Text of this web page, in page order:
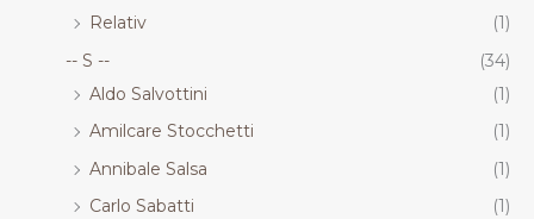
Relativ
(1)
-- S --
(34)
Aldo Salvottini
(1)
Amilcare Stocchetti
(1)
Annibale Salsa
(1)
Carlo Sabatti
(1)